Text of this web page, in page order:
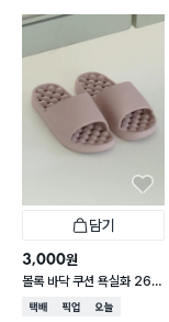
담기
3,000원
볼록 바닥 쿠션 욕실화 260
~280 mm
택배배송매장픽업오늘배송